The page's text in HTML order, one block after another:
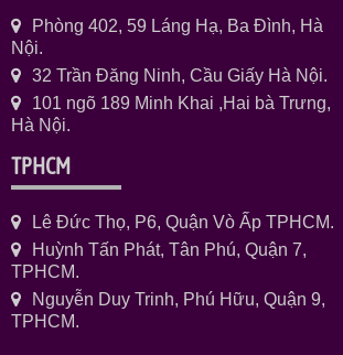
Phòng 402, 59 Láng Hạ, Ba Đình, Hà
Nội.
32 Trần Đăng Ninh, Cầu Giấy Hà Nội.
101 ngõ 189 Minh Khai ,Hai bà Trưng,
Hà Nội.
TPHCM
Lê Đức Thọ, P6, Quận Vò Ấp TPHCM.
Huỳnh Tấn Phát, Tân Phú, Quận 7,
TPHCM.
Nguyễn Duy Trinh, Phú Hữu, Quận 9,
TPHCM.